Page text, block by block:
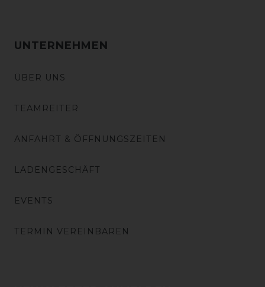
UNTERNEHMEN
ÜBER UNS
TEAMREITER
ANFAHRT & ÖFFNUNGSZEITEN
LADENGESCHÄFT
EVENTS
TERMIN VEREINBAREN